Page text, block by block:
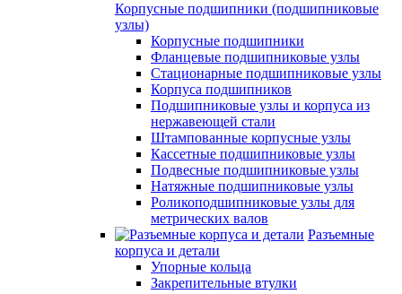
Корпусные подшипники (подшипниковые
узлы)
Корпусные подшипники
Фланцевые подшипниковые узлы
Стационарные подшипниковые узлы
Корпуса подшипников
Подшипниковые узлы и корпуса из
нержавеющей стали
Штампованные корпусные узлы
Кассетные подшипниковые узлы
Подвесные подшипниковые узлы
Натяжные подшипниковые узлы
Роликоподшипниковые узлы для
метрических валов
Разъемные
корпуса и детали
Упорные кольца
Закрепительные втулки